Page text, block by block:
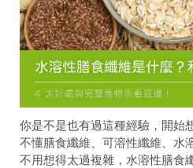
你是不是也有過這種經驗，開始
不懂膳食纖維、可溶性纖維、水
不用想得太過複雜，水溶性膳食